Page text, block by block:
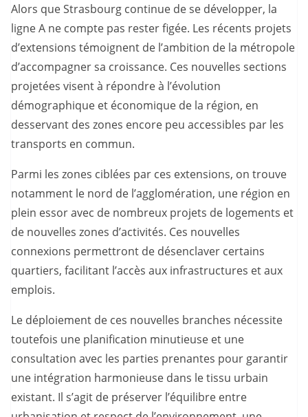
Alors que Strasbourg continue de se développer, la
ligne A ne compte pas rester figée. Les récents projets
d’extensions témoignent de l’ambition de la métropole
d’accompagner sa croissance. Ces nouvelles sections
projetées visent à répondre à l’évolution
démographique et économique de la région, en
desservant des zones encore peu accessibles par les
transports en commun.
Parmi les zones ciblées par ces extensions, on trouve
notamment le nord de l’agglomération, une région en
plein essor avec de nombreux projets de logements et
de nouvelles zones d’activités. Ces nouvelles
connexions permettront de désenclaver certains
quartiers, facilitant l’accès aux infrastructures et aux
emplois.
Le déploiement de ces nouvelles branches nécessite
toutefois une planification minutieuse et une
consultation avec les parties prenantes pour garantir
une intégration harmonieuse dans le tissu urbain
existant. Il s’agit de préserver l’équilibre entre